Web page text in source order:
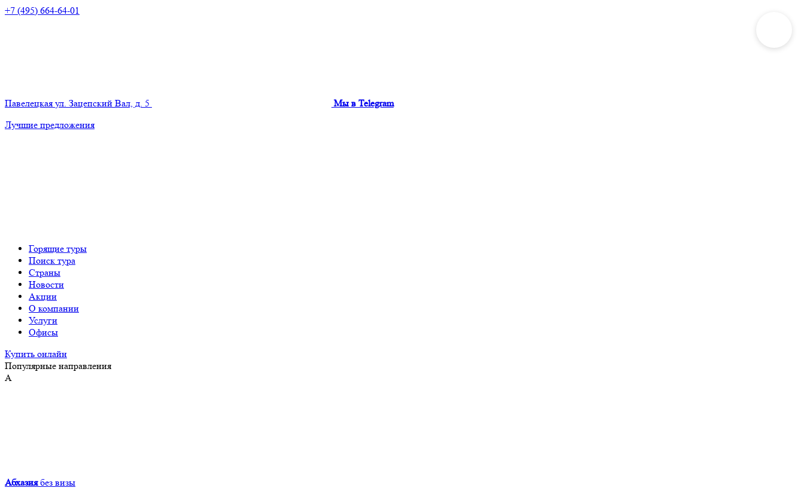
+7 (495) 664-64-01
Павелецкая ул. Зацепский Вал, д. 5
Мы в Telegram
Лучшие предложения
Горящие туры
Поиск тура
Страны
Новости
Акции
О компании
Услуги
Офисы
Купить онлайн
Популярные направления
А
Абхазия без визы